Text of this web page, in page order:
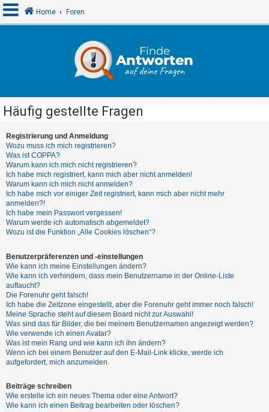
e
d
e
n
R
e
g
s
t
r
i
e
r
e
n
U
Home Foren
Häufig gestellte Fragen
Registrierung und Anmeldung
Wozu muss ich mich registrieren?
Was ist COPPA?
Warum kann ich mich nicht registrieren?
Ich habe mich registriert, kann mich aber nicht anmelden!
Warum kann ich mich nicht anmelden?
Ich habe mich vor einiger Zeit registriert, kann mich aber nicht mehr
anmelden?!
Ich habe mein Passwort vergessen!
Warum werde ich automatisch abgemeldet?
Wozu ist die Funktion „Alle Cookies löschen“?
Benutzerpräferenzen und -einstellungen
Wie kann ich meine Einstellungen ändern?
Wie kann ich verhindern, dass mein Benutzername in der Online-Liste
auftaucht?
Die Forenuhr geht falsch!
Ich habe die Zeitzone eingestellt, aber die Forenuhr geht immer noch falsch!
Meine Sprache steht auf diesem Board nicht zur Auswahl!
Was sind das für Bilder, die bei meinem Benutzernamen angezeigt werden?
Wie verwende ich einen Avatar?
Was ist mein Rang und wie kann ich ihn ändern?
Wenn ich bei einem Benutzer auf den E-Mail-Link klicke, werde ich
aufgefordert, mich anzumelden.
Beiträge schreiben
Wie erstelle ich ein neues Thema oder eine Antwort?
Wie kann ich einen Beitrag bearbeiten oder löschen?